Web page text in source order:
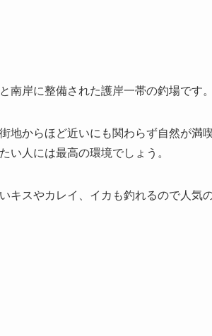
南岸に整備された護岸一帯の釣場です。
地からほど近いにも関わらず自然が満
い人には最高の環境でしょう。
キスやカレイ、イカも釣れるので人気